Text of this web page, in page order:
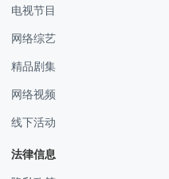
电视节目
网络综艺
精品剧集
网络视频
线下活动
法律信息